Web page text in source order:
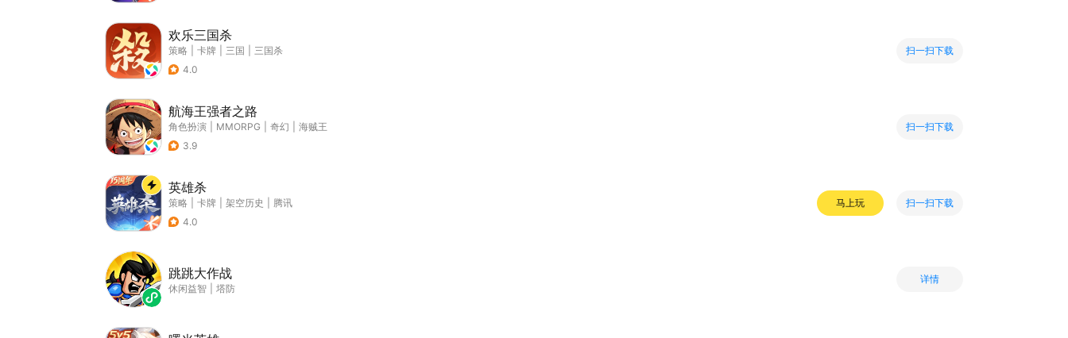
欢乐三国杀
策略 卡牌 三国
三国杀
4.0
扫一扫下载
航海王强者之路
角色扮演 MMORPG 奇幻
海贼王
3.9
扫一扫下载
英雄杀
策略 卡牌 架空历史
腾讯
4.0
马上玩 扫一扫下载
跳跳大作战
休闲益智 塔防
详情